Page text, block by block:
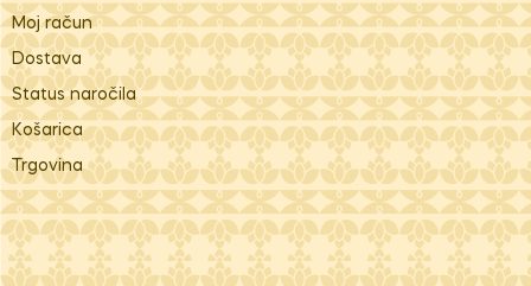
Moj račun
Dostava
Status naročila
Košarica
Trgovina